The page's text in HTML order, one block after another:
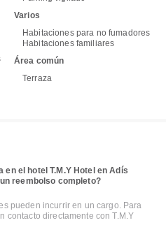
Varios
Habitaciones para no fumadores
Habitaciones familiares
Área común
Terraza
el hotel T.M.Y Hotel en Adís
reembolso completo?
pueden incurrir en un cargo. Para
contacto directamente con T.M.Y